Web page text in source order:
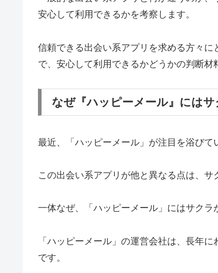
安心して利用できるかを考察します。
信頼できる出会い系アプリを求める方々
で、安心して利用できるかどうかの判断材
なぜ『ハッピーメール』には
最近、「ハッピーメール」が注目を浴びて
この出会い系アプリが他と異なる点は、サ
一体なぜ、「ハッピーメール」にはサクラ
「ハッピーメール」の運営会社は、長年
です。